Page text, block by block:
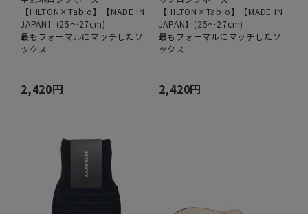
【HILTON×Tabio】【MADE IN
JAPAN】(25～27cm)
最もフォーマルにマッチしたソ
ックス
2,420円
【HILTON×Tabio】【MADE IN
JAPAN】(25～27cm)
最もフォーマルにマッチしたソ
ックス
2,420円